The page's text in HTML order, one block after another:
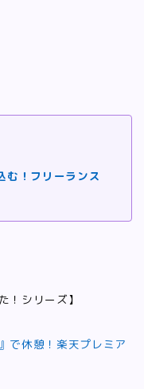
む！フリーランス
！シリーズ】
で休憩！楽天プレミア